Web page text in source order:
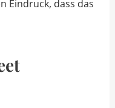
Eindruck, dass das